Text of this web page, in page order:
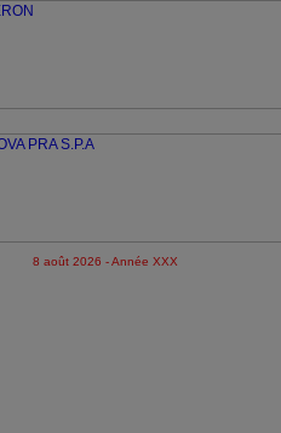
8 août 2026 - Année XXX